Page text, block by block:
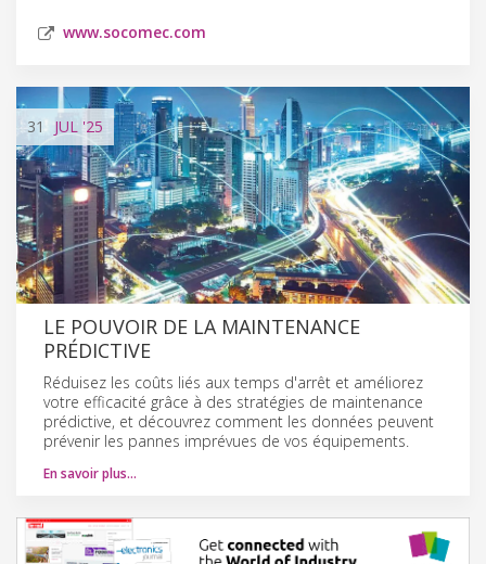
www.socomec.com
31 JUL '25
LE POUVOIR DE LA MAINTENANCE
PRÉDICTIVE
Réduisez les coûts liés aux temps d'arrêt et améliorez
votre efficacité grâce à des stratégies de maintenance
prédictive, et découvrez comment les données peuvent
prévenir les pannes imprévues de vos équipements.
En savoir plus…